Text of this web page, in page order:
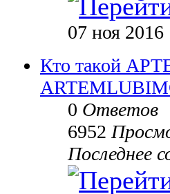
07 ноя 2016
Кто такой
0 Ответов
6952
Последнее